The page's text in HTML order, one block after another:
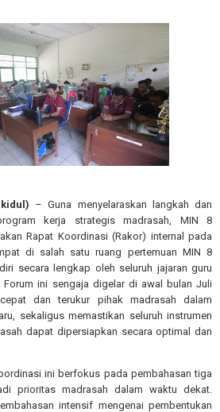
– Guna menyelaraskan langkah dan
kerja strategis madrasah, MIN 8
Rapat Koordinasi (Rakor) internal pada
di salah satu ruang pertemuan MIN 8
secara lengkap oleh seluruh jajaran guru
Forum ini sengaja digelar di awal bulan Juli
dan terukur pihak madrasah dalam
sekaligus memastikan seluruh instrumen
dapat dipersiapkan secara optimal dan
ini berfokus pada pembahasan tiga
prioritas madrasah dalam waktu dekat.
intensif mengenai pembentukan